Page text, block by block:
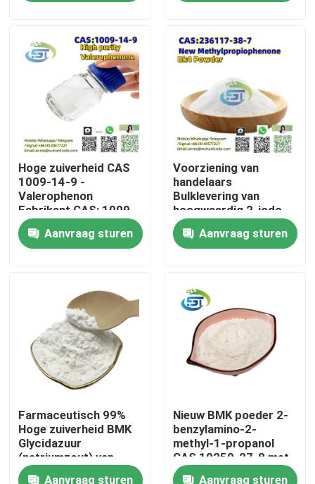
Producten
Ongeveer ons
Fabrieksreis
Kwaliteitscontrole
Contacteer ons
Verzoek om een Citaat
BMK-Chemisch product
PMK Chemie
BDO-Chemisch product
Hoge zuiverheid CAS
1009-14-9 -
Valerophenon
Fabrikant CAS: 1009-
14-9 - Vind
concurrerende prijzen
Aanvraag sturen
Voorziening van
handelaars
Bulklevering van
hoogwaardig 2-jodo-
1-p-tolyl-propan-1-
one poeder cas
236117-38-7 lagere
Aanvraag sturen
Farmaceutisch 99%
Hoge zuiverheid BMK
Glycidazuur
(natriumzout) van
topkwaliteit
Aanvraag sturen
Nieuw BMK poeder 2-
benzylamino-2-
methyl-1-propanol
CAS 10250-27-8 met
snelle levering
Aanvraag sturen